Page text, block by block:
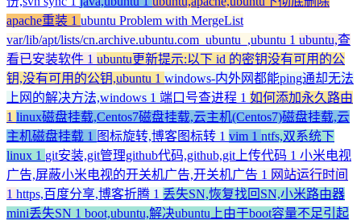
apache重装 1 ubuntu Problem with MergeList
var/lib/apt/lists/cn.archive.ubuntu.com_ubuntu_,ubuntu 1 ubuntu,查
看已安装软件 1 ubuntu更新提示:以下 id 的密钥没有可用的公
钥,没有可用的公钥,ubuntu 1 windows-内外网都能ping通却无法
上网的解决方法,windows 1 端口号查进程 1 如何添加永久路由
1 linux磁盘挂载,Centos7磁盘挂载,云主机(Centos7)磁盘挂载,云
主机磁盘挂载 1 图标旋转,博客图标转 1 vim 1 ntfs,双系统下
linux 1 git安装,git管理github代码,github,git上传代码 1 小米电视
广告,屏蔽小米电视的开关机广告,开关机广告 1 网站运行时间
1 https,百度分享,博客折腾 1 丢失SN,恢复找回SN,小米路由器
mini丢失SN 1 boot,ubuntu,解决ubuntu上由于boot容量不足引起